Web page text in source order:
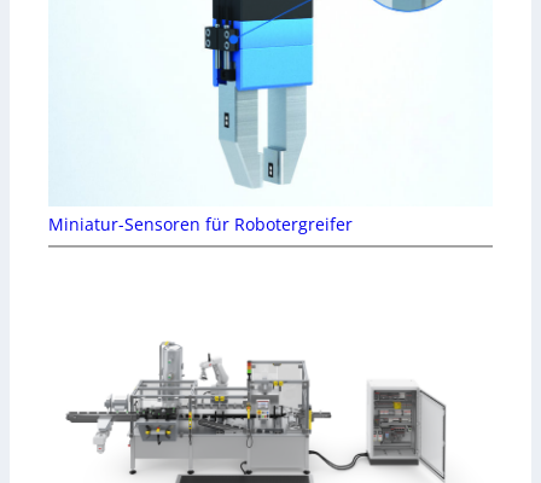
Miniatur-Sensoren für Robotergreifer